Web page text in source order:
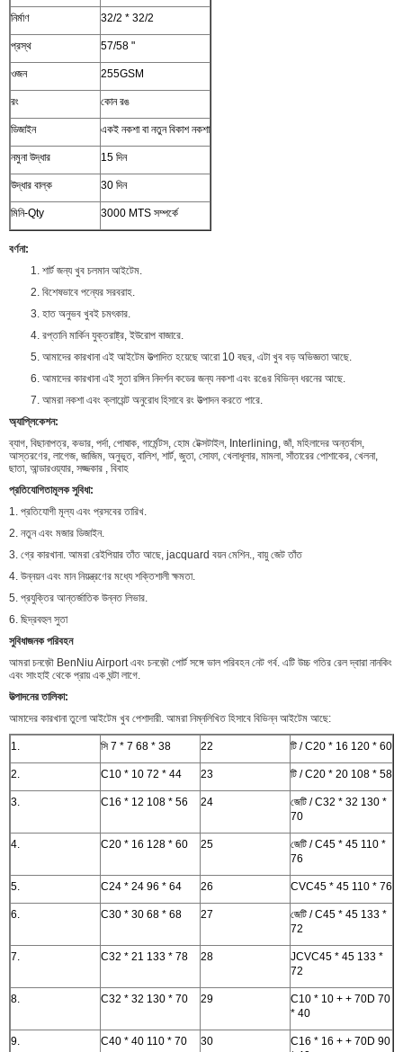
নির্মাণ 32/2 * 32/2
প্রস্থ 57/58 "
ওজন 255GSM
রং কোন রঙ
ডিজাইন একই নকশা বা নতুন বিকাশ নকশা
নমুনা উদ্ধার 15 দিন
উদ্ধার বাল্ক 30 দিন
মিনি-Qty 3000 MTS সম্পর্কে
বর্ণনা:
1. শার্ট জন্য খুব চলমান আইটেম.
2. বিশেষভাবে পন্যের সরবরাহ.
3. হাত অনুভব খুবই চমৎকার.
4. রপ্তানি মার্কিন যুক্তরাষ্ট্র, ইউরোপ বাজারে.
5. আমাদের কারখানা এই আইটেম উত্পাদিত হয়েছে আরো 10 বছর, এটা খুব বড় অভিজ্ঞতা আছে.
6. আমাদের কারখানা এই সুতা রঙ্গিন নিদর্শন কডের জন্য নকশা এবং রঙের বিভিন্ন ধরনের আছে.
7. আমরা নকশা এবং ক্লায়েন্ট অনুরোধ হিসাবে রং উত্পাদন করতে পারে.
অ্যাপ্লিকেশন:
ব্যাগ, বিছানাপত্র, কভার, পর্দা, পোষাক, গার্মেন্টস, হোম টেক্সটাইল, Interlining, জাঁ, মহিলাদের অন্তর্বাস,
আস্তরণের, লাগেজ, জাজিম, অনুভূত, বালিশ, শার্ট, জুতা, সোফা, খেলাধূলার, মামলা, সাঁতারের পোশাকের, খেলনা,
ছাতা, আন্ডারওয়্যার, সজ্জকার , বিবাহ
প্রতিযোগিতামূলক সুবিধা:
1. প্রতিযোগী মূল্য এবং প্রসবের তারিখ.
2. নতুন এবং মজার ডিজাইন.
3. গ্রে কারখানা. আমরা রেইপিয়ার তাঁত আছে, jacquard বয়ন মেশিন., বায়ু জেট তাঁত
4. উন্নয়ন এবং মান নিয়ন্ত্রণের মধ্যে শক্তিশালী ক্ষমতা.
5. প্রযুক্তির আন্তর্জাতিক উন্নত লিভার.
6. ছিদ্রবহুল সুতা
সুবিধাজনক পরিবহন
আমরা চনজ়ৌ BenNiu Airport এবং চনজ়ৌ পোর্ট সঙ্গে ভাল পরিবহন নেট গর্ব. এটি উচ্চ গতির রেল দ্বারা নানকিং
এবং সাংহাই থেকে প্রায় এক ঘন্টা লাগে.
উত্পাদনের তালিকা:
আমাদের কারখানা তুলো আইটেম খুব পেশাদারী. আমরা নিম্নলিখিত হিসাবে বিভিন্ন আইটেম আছে:
1. সি 7 * 7 68 * 38 22 টি / C20 * 16 120 * 60
2. C10 * 10 72 * 44 23 টি / C20 * 20 108 * 58
3. C16 * 12 108 * 56 24
জেটি / C32 * 32 130 *
70
4. C20 * 16 128 * 60 25
জেটি / C45 * 45 110 *
76
5. C24 * 24 96 * 64 26 CVC45 * 45 110 * 76
6. C30 * 30 68 * 68 27
জেটি / C45 * 45 133 *
72
7. C32 * 21 133 * 78 28
JCVC45 * 45 133 *
72
8. C32 * 32 130 * 70 29
C10 * 10 + + 70D 70
* 40
9. C40 * 40 110 * 70 30
C16 * 16 + + 70D 90